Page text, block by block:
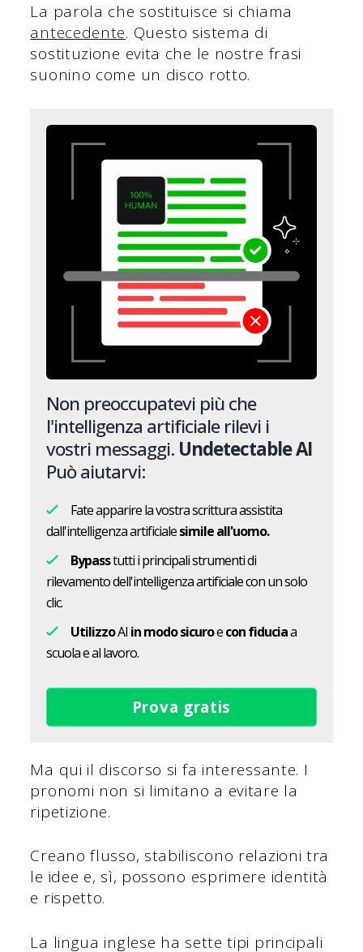
La parola che sostituisce si chiama
antecedente. Questo sistema di
sostituzione evita che le nostre frasi
suonino come un disco rotto.
Non preoccupatevi più che
l'intelligenza artificiale rilevi i
vostri messaggi. Undetectable AI
Può aiutarvi:
Fate apparire la vostra scrittura assistita
dall'intelligenza artificialesimile all'uomo.
Bypasstutti i principali strumenti di
rilevamento dell'intelligenza artificiale con un solo
clic.
UtilizzoAI in modo sicuroecon fiduciaa
scuola e al lavoro.
Prova gratis
Ma qui il discorso si fa interessante. I
pronomi non si limitano a evitare la
ripetizione.
Creano flusso, stabiliscono relazioni tra
le idee e, sì, possono esprimere identità
e rispetto.
La lingua inglese ha sette tipi principali